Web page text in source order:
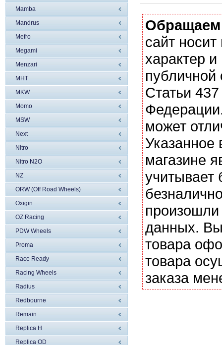
Mamba
Mandrus
Mefro
Megami
Menzari
MHT
MKW
Momo
MSW
Next
Nitro
Nitro N2O
NZ
ORW (Off Road Wheels)
Oxigin
OZ Racing
PDW Wheels
Proma
Race Ready
Racing Wheels
Radius
Redbourne
Remain
Replica H
Replica OD
сайт
характер
Статьи
может
магазине
учитывает
данных. Вы
товара
товара
заказа